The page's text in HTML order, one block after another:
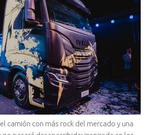
camión con más rock del mercado y una